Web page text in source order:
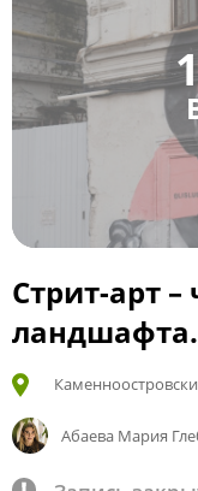
Стрит-арт –
ландшафта.
Абаева Мария